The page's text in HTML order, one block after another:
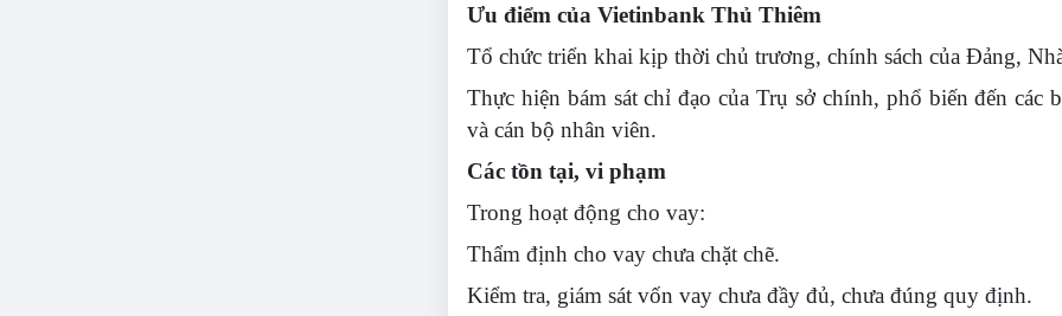
Ưu điểm của Vietinbank Thủ Thiêm
Tổ chức triển khai kịp thời chủ trương, chính sách của Đảng,
Thực hiện bám sát chỉ đạo của Trụ sở chính, phổ biến đến các
và cán bộ nhân viên.
Các tồn tại, vi phạm
Trong hoạt động cho vay:
Thẩm định cho vay chưa chặt chẽ.
Kiểm tra, giám sát vốn vay chưa đầy đủ, chưa đúng quy định.